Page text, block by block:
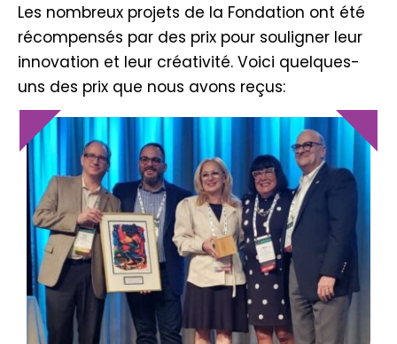
Les nombreux projets de la Fondation ont été
récompensés par des prix pour souligner leur
innovation et leur créativité. Voici quelques-
uns des prix que nous avons reçus: